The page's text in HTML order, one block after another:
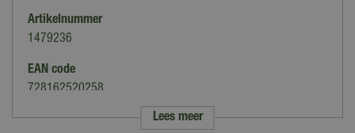
Artikelnummer
1479236
EAN code
728162520258
Merk
Lees meer